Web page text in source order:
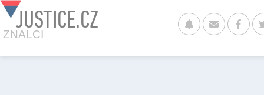
JUSTICE.CZ
ZNALCI